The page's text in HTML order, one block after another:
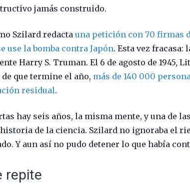
jamás construido.
Szilard redactauna petición con 70 firmas
use la bomba contra Japón. Esta vez
Harry S. Truman. El 6 de agosto de 1945,
que termine el año, más de 140 000
residual.
hay seis años, la misma mente, y una de
de la ciencia. Szilard no ignoraba el
Y aun así no pudo detener lo que había
repite